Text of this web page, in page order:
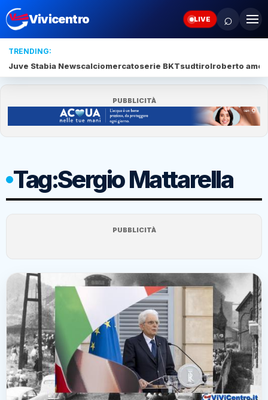
Vivicentro LIVE ⌕
TRENDING:
Juve Stabia Newscalciomercatoserie BKTsudtirolroberto
PUBBLICITÀ
Tag:Sergio Mattarella
PUBBLICITÀ